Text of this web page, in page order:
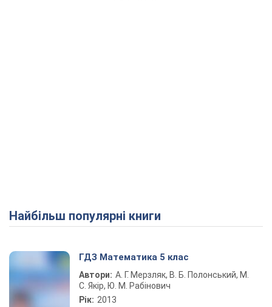
Найбільш популярні книги
ГДЗ Математика 5 клас
Автори: А. Г. Мерзляк, В. Б. Полонський, М.
С. Якір, Ю. М. Рабінович
Рік: 2013